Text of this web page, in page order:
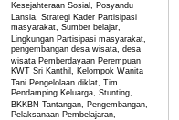
Kesejahteraan Sosial, Posyandu
Lansia, Strategi Kader Partisipasi
masyarakat, Sumber belajar,
Lingkungan Partisipasi masyarakat,
pengembangan desa wisata, desa
wisata Pemberdayaan Perempuan
KWT Sri Kanthil, Kelompok Wanita
Tani Pengelolaan diklat, Tim
Pendamping Keluarga, Stunting,
BKKBN Tantangan, Pengembangan,
Pelaksanaan Pembelajaran,